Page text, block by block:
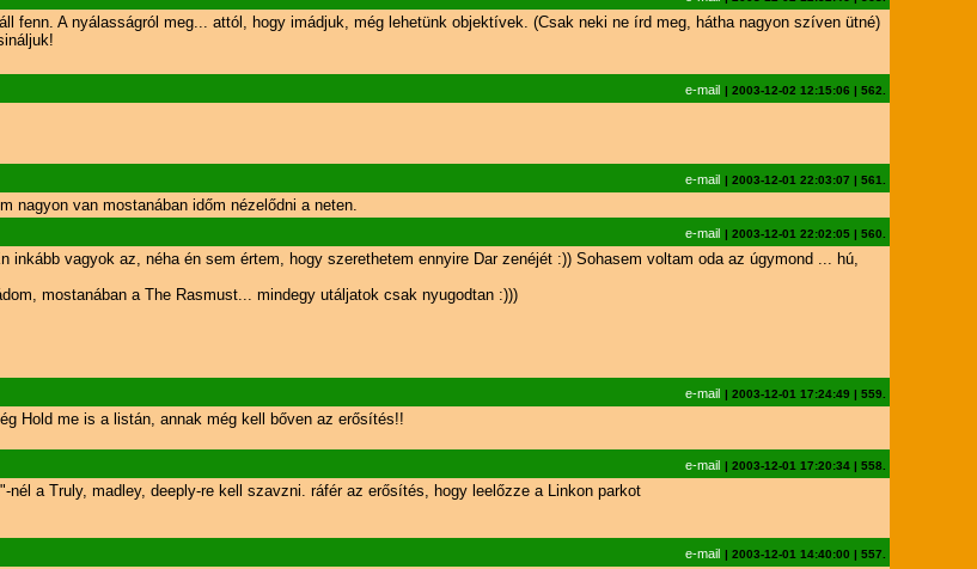
fenn. A nyálasságról meg... attól, hogy imádjuk, még lehetünk objektívek. (Csak neki ne írd meg, hátha nagyon szíven ütné)
e-mail | 2003-12-02 12:15:06 | 562.
e-mail | 2003-12-01 22:03:07 | 561.
nagyon van mostanában időm nézelődni a neten.
e-mail | 2003-12-01 22:02:05| 560.
vagyok az, néha én sem értem, hogy szerethetem ennyire Dar zenéjét :)) Sohasem voltam oda az úgymond ... hú,
mostanában a The Rasmust... mindegy utáljatok csak nyugodtan :)))
e-mail | 2003-12-01 17:24:49 | 559.
Hold me is a listán, annak még kell bőven az erősítés!!
e-mail | 2003-12-01 17:20:34| 558.
a Truly, madley, deeply-re kell szavzni. ráfér az erősítés, hogy leelőzze a Linkon parkot
e-mail | 2003-12-01 14:40:00 | 557.